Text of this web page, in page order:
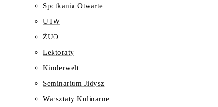
Spotkania Otwarte
UTW
ŻUO
Lektoraty
Kinderwelt
Seminarium Jidysz
Warsztaty Kulinarne